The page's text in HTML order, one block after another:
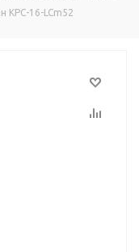
КРС-16-LCm52